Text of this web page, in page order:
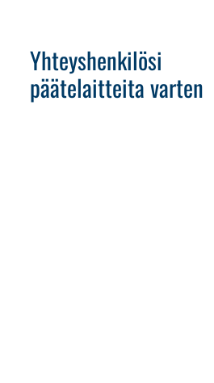
Yhteyshenkilösi
päätelaitteita varten